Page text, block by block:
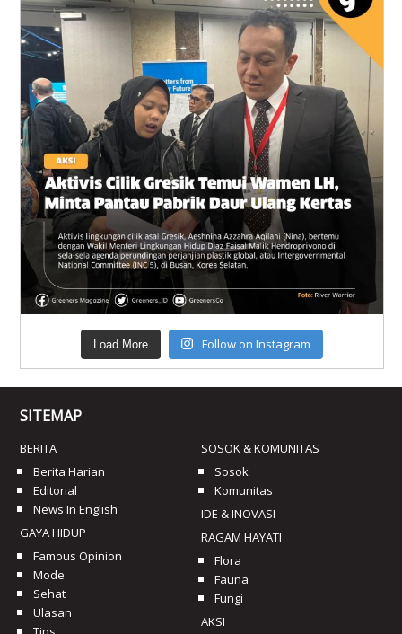
Load More Follow on Instagram
SITEMAP
BERITA
Berita Harian
Editorial
News In English
GAYA HIDUP
Famous Opinion
Mode
Sehat
Ulasan
SOSOK & KOMUNITAS
Sosok
Komunitas
IDE & INOVASI
RAGAM HAYATI
Flora
Fauna
Fungi
AKSI